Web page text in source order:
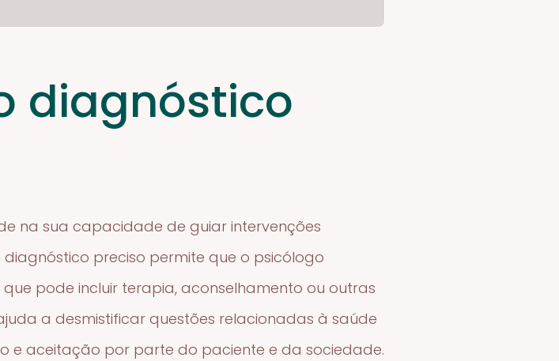
diagnóstico
na sua capacidade de guiar intervenções
preciso permite que o psicólogo
pode incluir terapia, aconselhamento ou outras
a desmistificar questões relacionadas à saúde
e aceitação por parte do paciente e da sociedade.